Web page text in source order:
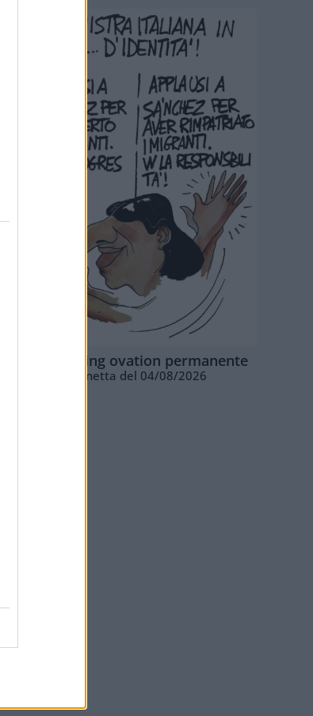
La standing ovation permanente
Vignetta del 04/08/2026